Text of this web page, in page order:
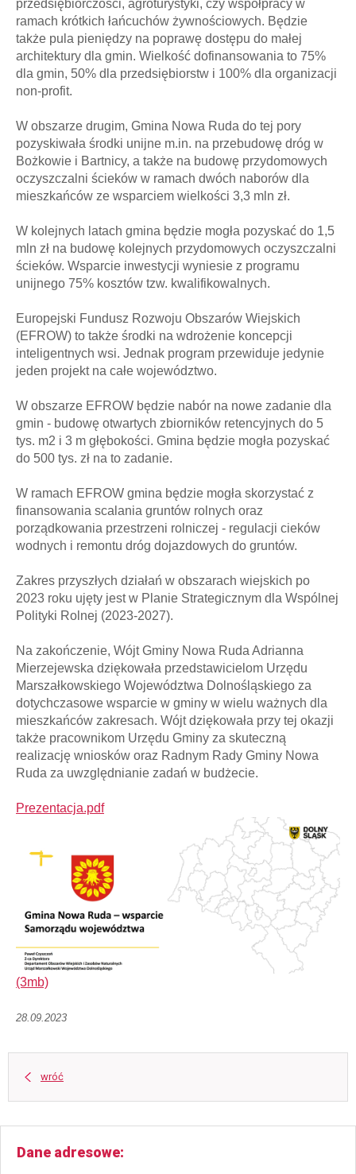
przedsiębiorczości, agroturystyki, czy współpracy w
ramach krótkich łańcuchów żywnościowych. Będzie
także pula pieniędzy na poprawę dostępu do małej
architektury dla gmin. Wielkość dofinansowania to 75%
dla gmin, 50% dla przedsiębiorstw i 100% dla organizacji
non-profit.
W obszarze drugim, Gmina Nowa Ruda do tej pory
pozyskiwała środki unijne m.in. na przebudowę dróg w
Bożkowie i Bartnicy, a także na budowę przydomowych
oczyszczalni ścieków w ramach dwóch naborów dla
mieszkańców ze wsparciem wielkości 3,3 mln zł.
W kolejnych latach gmina będzie mogła pozyskać do 1,5
mln zł na budowę kolejnych przydomowych oczyszczalni
ścieków. Wsparcie inwestycji wyniesie z programu
unijnego 75% kosztów tzw. kwalifikowalnych.
Europejski Fundusz Rozwoju Obszarów Wiejskich
(EFROW) to także środki na wdrożenie koncepcji
inteligentnych wsi. Jednak program przewiduje jedynie
jeden projekt na całe województwo.
W obszarze EFROW będzie nabór na nowe zadanie dla
gmin - budowę otwartych zbiorników retencyjnych do 5
tys. m2 i 3 m głębokości. Gmina będzie mogła pozyskać
do 500 tys. zł na to zadanie.
W ramach EFROW gmina będzie mogła skorzystać z
finansowania scalania gruntów rolnych oraz
porządkowania przestrzeni rolniczej - regulacji cieków
wodnych i remontu dróg dojazdowych do gruntów.
Zakres przyszłych działań w obszarach wiejskich po
2023 roku ujęty jest w Planie Strategicznym dla Wspólnej
Polityki Rolnej (2023-2027).
Na zakończenie, Wójt Gminy Nowa Ruda Adrianna
Mierzejewska dziękowała przedstawicielom Urzędu
Marszałkowskiego Województwa Dolnośląskiego za
dotychczasowe wsparcie w gminy w wielu ważnych dla
mieszkańców zakresach. Wójt dziękowała przy tej okazji
także pracownikom Urzędu Gminy za skuteczną
realizację wniosków oraz Radnym Rady Gminy Nowa
Ruda za uwzględnianie zadań w budżecie.
Prezentacja.pdf
(3mb)
28.09.2023
wróć
Dane adresowe